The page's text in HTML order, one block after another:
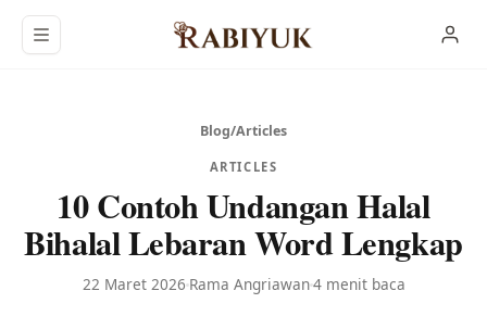
Langsung ke konten utama
Blog/Articles
ARTICLES
10 Contoh Undangan Halal
Bihalal Lebaran Word Lengkap
22 Maret 2026 Rama Angriawan4 menit baca